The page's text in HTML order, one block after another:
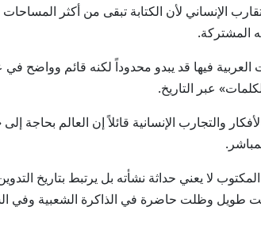
الإنساني لأن الكتابة تبقى من أكثر
المشتركة.
العربية فيها قد يبدو محدوداً لكنه قائم وواضح
عبر التاريخ.
والتجارب الإنسانية قائلاً إن العالم بحاجة
لا يعني حداثة نشأته بل يرتبط بتاريخ
طويل وظلت حاضرة في الذاكرة الشعبية وفي